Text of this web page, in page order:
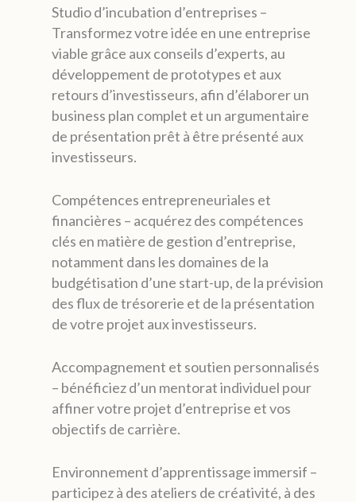
Studio d’incubation d’entreprises –
Transformez votre idée en une entreprise
viable grâce aux conseils d’experts, au
développement de prototypes et aux
retours d’investisseurs, afin d’élaborer un
business plan complet et un argumentaire
de présentation prêt à être présenté aux
investisseurs.
Compétences entrepreneuriales et
financières – acquérez des compétences
clés en matière de gestion d’entreprise,
notamment dans les domaines de la
budgétisation d’une start-up, de la prévision
des flux de trésorerie et de la présentation
de votre projet aux investisseurs.
Accompagnement et soutien personnalisés
– bénéficiez d’un mentorat individuel pour
affiner votre projet d’entreprise et vos
objectifs de carrière.
Environnement d’apprentissage immersif –
participez à des ateliers de créativité, à des